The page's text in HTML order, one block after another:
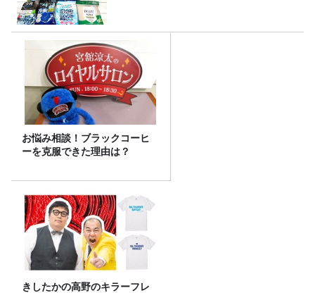
お悩み相談！ブラックコーヒ
ーを克服できた理由は？
きしたかの高野のキラーフレ